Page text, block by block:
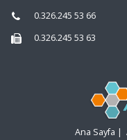
0.326.245 53 66
0.326.245 53 63
Ana Sayfa |